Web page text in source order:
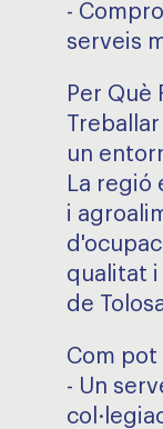
-
serveis
Per Què
un
La regió
i
qualitat i
de
Com pot
- Un